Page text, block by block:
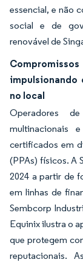
essencial, e não
social e de
renovável de
no local
Operadores
multinacionais
certificados em
(PPAs) físicos. A
2024 a partir de
em linhas de
Sembcorp
Equinix ilustra o
que protegem
reputacionais.